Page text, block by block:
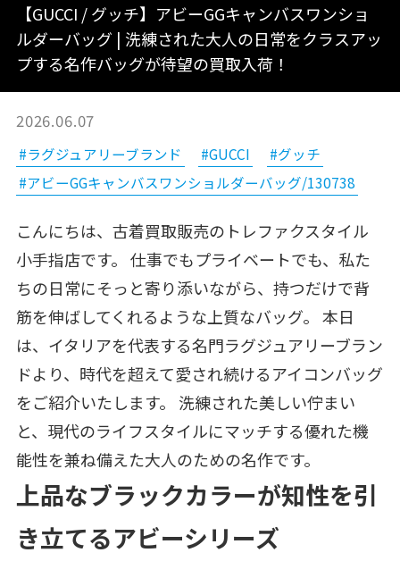
【GUCCI / グッチ】アビーGGキャンバスワンショ
ルダーバッグ | 洗練された大人の日常をクラスアッ
プする名作バッグが待望の買取入荷！
2026.06.07
#ラグジュアリーブランド #GUCCI
#グッチ
#アビーGGキャンバスワンショルダーバッグ/130738
こんにちは、古着買取販売のトレファクスタイル
小手指店です。 仕事でもプライベートでも、私た
ちの日常にそっと寄り添いながら、持つだけで背
筋を伸ばしてくれるような上質なバッグ。 本日
は、イタリアを代表する名門ラグジュアリーブラン
ドより、時代を超えて愛され続けるアイコンバッグ
をご紹介いたします。 洗練された美しい佇まい
と、現代のライフスタイルにマッチする優れた機
能性を兼ね備えた大人のための名作です。
上品なブラックカラーが知性を引
き立てるアビーシリーズ